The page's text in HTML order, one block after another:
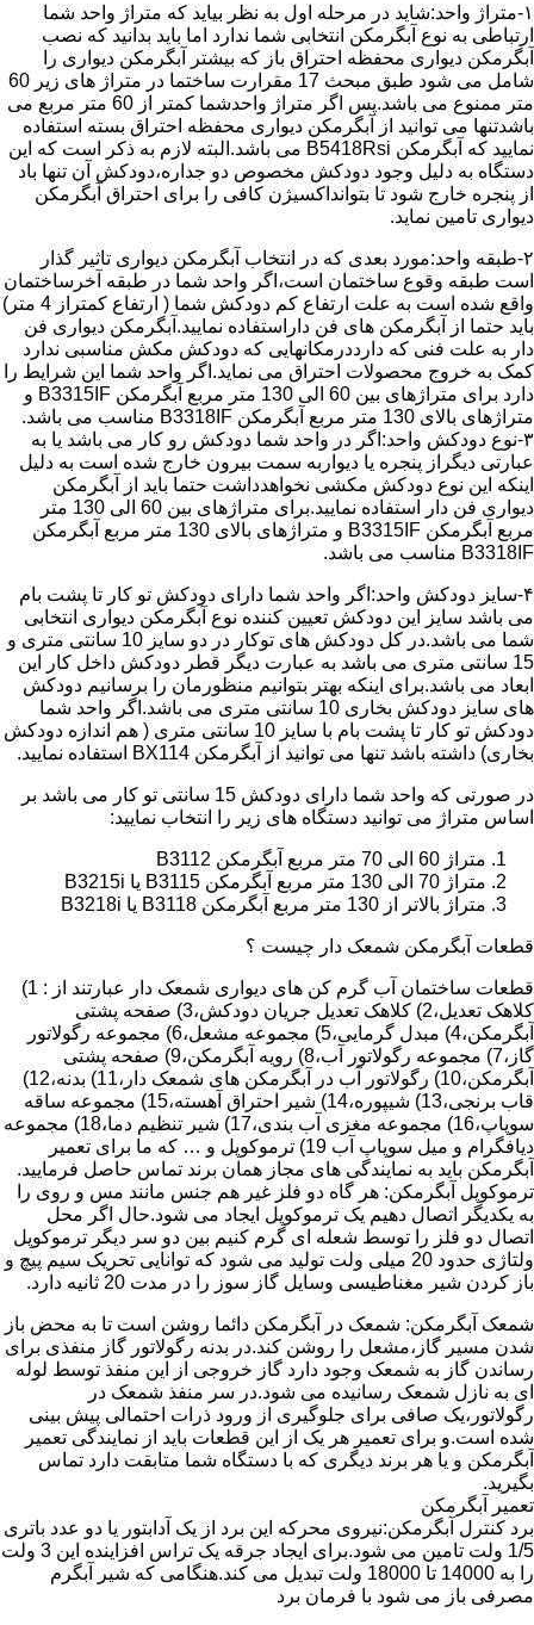
۱-متراژ واحد:شاید در مرحله اول به نظر بیاید که متراژ واحد شما
ارتباطی به نوع آبگرمکن انتخابی شما ندارد اما باید بدانید که نصب
آبگرمکن دیواری محفظه احتراق باز که بیشتر آبگرمکن دیواری را
شامل می شود طبق مبحث 17 مقرارت ساختما در متراژ های زیر 60
متر ممنوع می باشد.پس اگر متراژ واحدشما کمتر از 60 متر مربع می
باشدتنها می توانید از آبگرمکن دیواری محفظه احتراق بسته استفاده
نمایید که آبگرمکن B5418Rsi می باشد.البته لازم به ذکر است که این
دستگاه به دلیل وجود دودکش مخصوص دو جداره،دودکش آن تنها باد
از پنجره خارج شود تا بتوانداکسیژن کافی را برای احتراق آبگرمکن
دیواری تامین نماید.
۲-طبقه واحد:مورد بعدی که در انتخاب آبگرمکن دیواری تاثیر گذار
است طبقه وقوع ساختمان است،اگر واحد شما در طبقه آخرساختمان
واقع شده است به علت ارتفاع کم دودکش شما ( ارتفاع کمتراز 4 متر)
باید حتما از آبگرمکن های فن داراستفاده نمایید.آبگرمکن دیواری فن
دار به علت فنی که دارددرمکانهایی که دودکش مکش مناسبی ندارد
کمک به خروج محصولات احتراق می نماید.اگر واحد شما این شرایط را
دارد برای متراژهای بین 60 الی 130 متر مربع آبگرمکن B3315IF و
متراژهای بالای 130 متر مربع آبگرمکن B3318IF مناسب می باشد.
۳-نوع دودکش واحد:اگر در واحد شما دودکش رو کار می باشد یا به
عبارتی دیگراز پنجره یا دیواربه سمت بیرون خارج شده است به دلیل
اینکه این نوع دودکش مکشی نخواهدداشت حتما باید از آبگرمکن
دیواری فن دار استفاده نمایید.برای متراژهای بین 60 الی 130 متر
مربع آبگرمکن B3315IF و متراژهای بالای 130 متر مربع آبگرمکن
B3318IF مناسب می باشد.
۴-سایز دودکش واحد:اگر واحد شما دارای دودکش تو کار تا پشت بام
می باشد سایز این دودکش تعیین کننده نوع آبگرمکن دیواری انتخابی
شما می باشد.در کل دودکش های توکار در دو سایز 10 سانتی متری و
15 سانتی متری می باشد به عبارت دیگر قطر دودکش داخل کار این
ابعاد می باشد.برای اینکه بهتر بتوانیم منظورمان را برسانیم دودکش
های سایز دودکش بخاری 10 سانتی متری می باشد.اگر واحد شما
دودکش تو کار تا پشت بام با سایز 10 سانتی متری ( هم اندازه دودکش
بخاری) داشته باشد تنها می توانید از آبگرمکن BX114 استفاده نمایید.
در صورتی که واحد شما دارای دودکش 15 سانتی تو کار می باشد بر
اساس متراژ می توانید دستگاه های زیر را انتخاب نمایید:
متراژ 60 الی 70 متر مربع آبگرمکن B3112
متراژ 70 الی 130 متر مربع آبگرمکن B3115 یا B3215i
متراژ بالاتر از 130 متر مربع آبگرمکن B3118 یا B3218i
قطعات آبگرمکن شمعک دار چیست ؟
قطعات ساختمان آب گرم کن های دیواری شمعک دار عبارتند از : 1)
کلاهک تعدیل،2) کلاهک تعدیل جریان دودکش،3) صفحه پشتی
آبگرمکن،4) مبدل گرمایی،5) مجموعه مشعل،6) مجموعه رگولاتور
گاز،7) مجموعه رگولاتور آب،8) رویه آبگرمکن،9) صفحه پشتی
آبگرمکن،10) رگولاتور آب در آبگرمکن های شمعک دار،11) بدنه،12)
قاب برنجی،13) شیپوره،14) شیر احتراق آهسته،15) مجموعه ساقه
سوپاپ،16) مجموعه مغزی آب بندی،17) شیر تنظیم دما،18) مجموعه
دیافگرام و میل سوپاپ آب 19) ترموکوپل و … که ما برای تعمیر
آبگرمکن باید به نمایندگی های مجاز همان برند تماس حاصل فرمایید.
ترموکوپل آبگرمکن: هر گاه دو فلز غیر هم جنس مانند مس و روی را
به یکدیگر اتصال دهیم یک ترموکوپل ایجاد می شود.حال اگر محل
اتصال دو فلز را توسط شعله ای گرم کنیم بین دو سر دیگر ترموکوپل
ولتاژی حدود 20 میلی ولت تولید می شود که توانایی تحریک سیم پیچ و
باز کردن شیر مغناطیسی وسایل گاز سوز را در مدت 20 ثانیه دارد.
شمعک آبگرمکن: شمعک در آبگرمکن دائما روشن است تا به محض باز
شدن مسیر گاز،مشعل را روشن کند.در بدنه رگولاتور گاز منفذی برای
رساندن گاز به شمعک وجود دارد گاز خروجی از این منفذ توسط لوله
ای به نازل شمعک رسانیده می شود.در سر منفذ شمعک در
رگولاتور،یک صافی برای جلوگیری از ورود ذرات احتمالی پیش بینی
شده است.و برای تعمیر هر یک از این قطعات باید از نمایندگی تعمیر
آبگرمکن و یا هر برند دیگری که با دستگاه شما متابقت دارد تماس
بگیرید.
تعمیر آبگرمکن
برد کنترل آبگرمکن:نیروی محرکه این برد از یک آدابتور یا دو عدد باتری
1/5 ولت تامین می شود.برای ایجاد جرقه یک تراس افزاینده این 3 ولت
را به 14000 تا 18000 ولت تبدیل می کند.هنگامی که شیر آبگرم
مصرفی باز می شود با فرمان برد